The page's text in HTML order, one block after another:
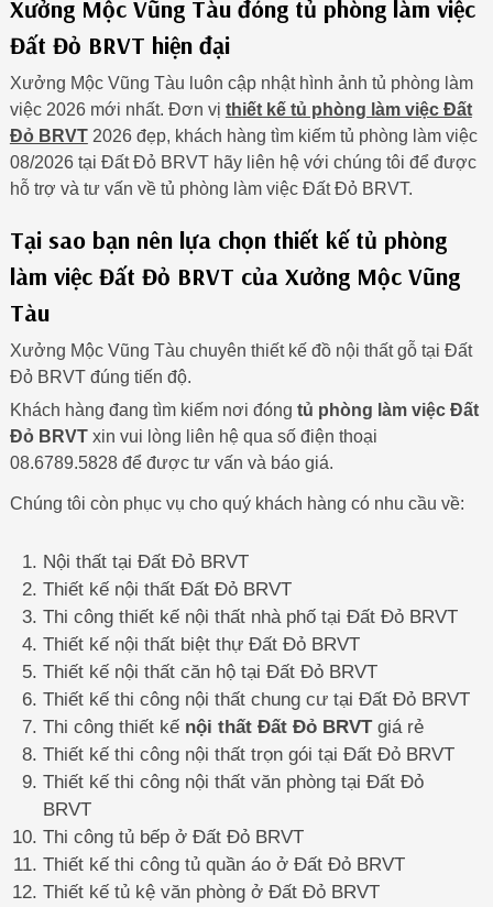
Xưởng Mộc Vũng Tàu đóng tủ phòng làm việc
Đất Đỏ BRVT hiện đại
Xưởng Mộc Vũng Tàu luôn cập nhật hình ảnh tủ phòng làm
việc 2026 mới nhất. Đơn vị thiết kế tủ phòng làm việc Đất
Đỏ BRVT2026 đẹp, khách hàng tìm kiếm tủ phòng làm việc
08/2026 tại Đất Đỏ BRVT hãy liên hệ với chúng tôi để được
hỗ trợ và tư vấn về tủ phòng làm việc Đất Đỏ BRVT.
Tại sao bạn nên lựa chọn thiết kế tủ phòng
làm việc Đất Đỏ BRVT của Xưởng Mộc Vũng
Tàu
Xưởng Mộc Vũng Tàu chuyên thiết kế đồ nội thất gỗ tại Đất
Đỏ BRVT đúng tiến độ.
Khách hàng đang tìm kiếm nơi đóng tủ phòng làm việc Đất
Đỏ BRVTxin vui lòng liên hệ qua số điện thoại
08.6789.5828 để được tư vấn và báo giá.
Chúng tôi còn phục vụ cho quý khách hàng có nhu cầu về:
Nội thất tại Đất Đỏ BRVT
Thiết kế nội thất Đất Đỏ BRVT
Thi công thiết kế nội thất nhà phố tại Đất Đỏ BRVT
Thiết kế nội thất biệt thự Đất Đỏ BRVT
Thiết kế nội thất căn hộ tại Đất Đỏ BRVT
Thiết kế thi công nội thất chung cư tại Đất Đỏ BRVT
Thi công thiết kế nội thất Đất Đỏ BRVTgiá rẻ
Thiết kế thi công nội thất trọn gói tại Đất Đỏ BRVT
Thiết kế thi công nội thất văn phòng tại Đất Đỏ
BRVT
Thi công tủ bếp ở Đất Đỏ BRVT
Thiết kế thi công tủ quần áo ở Đất Đỏ BRVT
Thiết kế tủ kệ văn phòng ở Đất Đỏ BRVT